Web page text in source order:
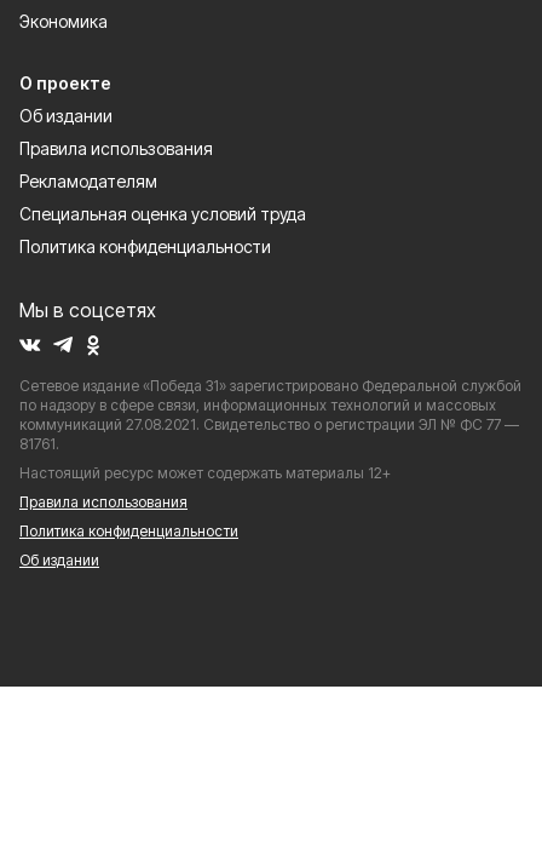
Экономика
О проекте
Об издании
Правила использования
Рекламодателям
Специальная оценка условий труда
Политика конфиденциальности
Мы в соцсетях
Сетевое издание «Победа 31» зарегистрировано Федеральной службой
по надзору в сфере связи, информационных технологий и массовых
коммуникаций 27.08.2021. Свидетельство о регистрации ЭЛ № ФС 77 —
81761.
Настоящий ресурс может содержать материалы 12+
Правила использования
Политика конфиденциальности
Об издании